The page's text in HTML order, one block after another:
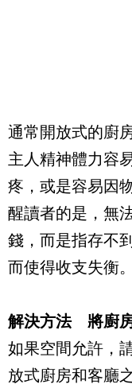
通常開放式的廚
主人精神體力容
疼，或是容易因
醒讀者的是，無
錢，而是指存不
而使得收支失衡。
解決方法 將廚
如果空間允許，
放式廚房和客廳